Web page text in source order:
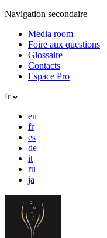
Navigation secondaire
Media room
Foire aux questions
Glossaire
Contacts
Espace Pro
fr
en
fr
es
de
it
ru
ja